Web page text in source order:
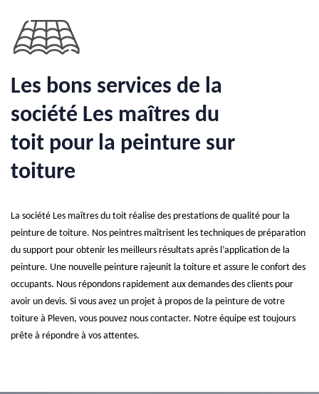
Les bons services de la
société Les maîtres du
toit pour la peinture sur
toiture
La société Les maîtres du toit réalise des prestations de qualité pour la
peinture de toiture. Nos peintres maîtrisent les techniques de préparation
du support pour obtenir les meilleurs résultats après l’application de la
peinture. Une nouvelle peinture rajeunit la toiture et assure le confort des
occupants. Nous répondons rapidement aux demandes des clients pour
avoir un devis. Si vous avez un projet à propos de la peinture de votre
toiture à Pleven, vous pouvez nous contacter. Notre équipe est toujours
prête à répondre à vos attentes.